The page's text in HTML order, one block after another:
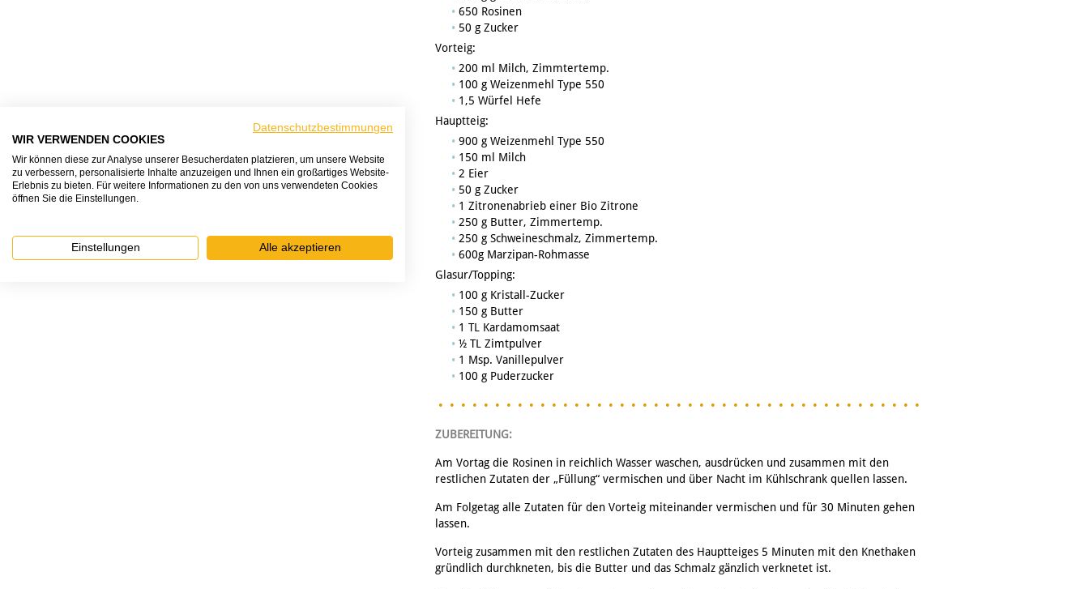
650 Rosinen
50 g Zucker
Vorteig:
200 ml Milch, Zimmtertemp.
100 g Weizenmehl Type 550
1,5 Würfel Hefe
Hauptteig:
900 g Weizenmehl Type 550
150 ml Milch
2 Eier
50 g Zucker
1 Zitronenabrieb einer Bio Zitrone
250 g Butter, Zimmertemp.
250 g Schweineschmalz, Zimmertemp.
600g Marzipan-Rohmasse
Glasur/Topping:
100 g Kristall-Zucker
150 g Butter
1 TL Kardamomsaat
½ TL Zimtpulver
1 Msp. Vanillepulver
100 g Puderzucker
ZUBEREITUNG:
Am Vortag die Rosinen in reichlich Wasser waschen, ausdrücken und zusammen mit den
restlichen Zutaten der „Füllung“ vermischen und über Nacht im Kühlschrank quellen lassen.
Am Folgetag alle Zutaten für den Vorteig miteinander vermischen und für 30 Minuten gehen
lassen.
Vorteig zusammen mit den restlichen Zutaten des Hauptteiges 5 Minuten mit den Knethaken
gründlich durchkneten, bis die Butter und das Schmalz gänzlich verknetet ist.
Datenschutzbestimmungen
WIR VERWENDEN COOKIES
Wir können diese zur Analyse unserer Besucherdaten platzieren, um unsere Website
zu verbessern, personalisierte Inhalte anzuzeigen und Ihnen ein großartiges Website-
Erlebnis zu bieten. Für weitere Informationen zu den von uns verwendeten Cookies
öffnen Sie die Einstellungen.
Einstellungen Alle akzeptieren